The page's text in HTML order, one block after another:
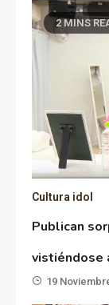
2 MINS
Cultura idol
Publican
vistiéndose
19